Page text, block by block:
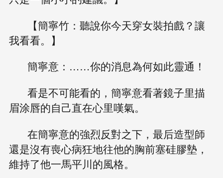
【簡寧竹：聽說你今天穿女裝拍戲？讓
我看看。】
簡寧意：……你的消息為何如此靈通！
看是不可能看的，簡寧意看著鏡子里描
眉涂唇的自己直在心里嘆氣。
在簡寧意的強烈反對之下，最后造型師
還是沒有喪心病狂地往他的胸前塞硅膠墊，
維持了他一馬平川的風格。